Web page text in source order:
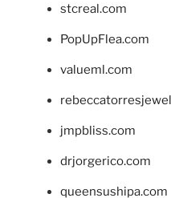
stcreal.com
PopUpFlea.com
valueml.com
jmpbliss.com
drjorgerico.com
queensushipa.com